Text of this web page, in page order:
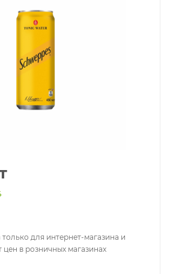
для интернет-магазина и
цен в розничных магазинах